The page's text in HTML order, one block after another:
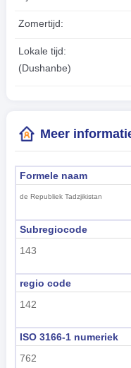
Zomertijd:
Lokale tijd:
(Dushanbe)
Meer
Formele naam
de Republiek Tadzjikistan
Subregiocode
143
regio code
142
ISO 3166-1 numeriek
762